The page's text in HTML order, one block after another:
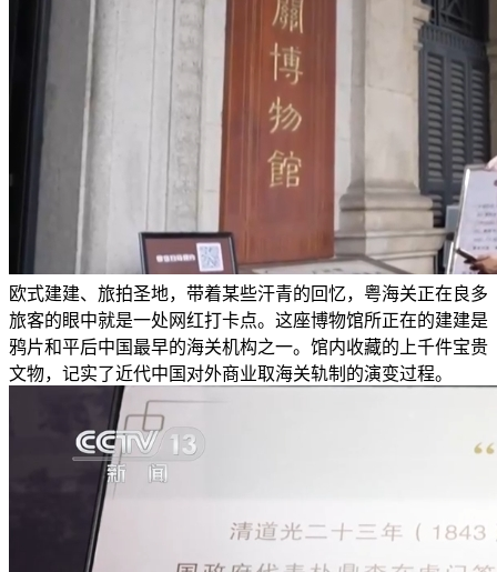
欧式建建、旅拍圣地，带着某些汗青的回忆，粤海关正在良多
旅客的眼中就是一处网红打卡点。这座博物馆所正在的建建是
鸦片和平后中国最早的海关机构之一。馆内收藏的上千件宝贵
文物，记实了近代中国对外商业取海关轨制的演变过程。